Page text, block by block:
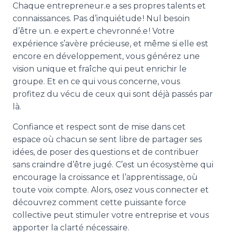
Chaque entrepreneur.e a ses propres talents et
connaissances. Pas d’inquiétude ! Nul besoin
d’être un. e expert.e chevronné.e ! Votre
expérience s’avère précieuse, et même si elle est
encore en développement, vous générez une
vision unique et fraîche qui peut enrichir le
groupe. Et en ce qui vous concerne, vous
profitez du vécu de ceux qui sont déjà passés par
là.
Confiance et respect sont de mise dans cet
espace où chacun se sent libre de partager ses
idées, de poser des questions et de contribuer
sans craindre d’être jugé. C’est un écosystème qui
encourage la croissance et l’apprentissage, où
toute voix compte. Alors, osez vous connecter et
découvrez comment cette puissante force
collective peut stimuler votre entreprise et vous
apporter la clarté nécessaire.